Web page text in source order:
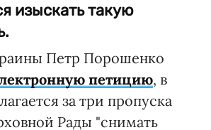
изыскать такую
Петр Порошенко
петицию, в
за три пропуска
Рады "снимать